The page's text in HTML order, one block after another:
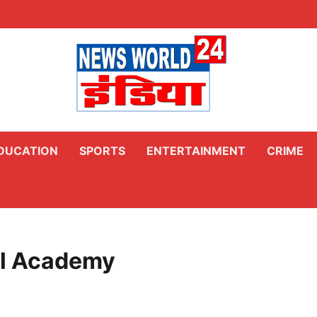
SPORTS ENTERTAINMENT CRIME
Academy